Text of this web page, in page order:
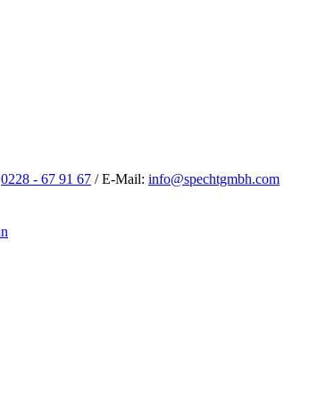
0228 - 67 91 67 / E-Mail: info@spechtgmbh.com